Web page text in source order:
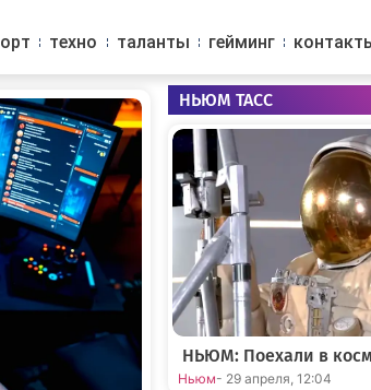
техно таланты гейминг
НЬЮМ ТАСС
НЬЮМ: Поехали в
Ньюм- 29 апреля, 12:04